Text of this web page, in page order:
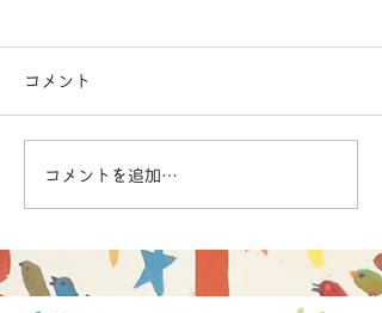
コメント
コメントを追加…